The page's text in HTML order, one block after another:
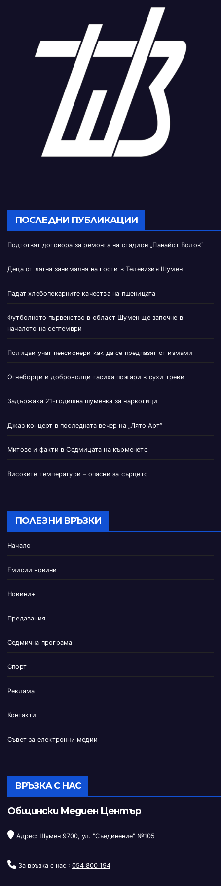
ПОСЛЕДНИ ПУБЛИКАЦИИ
Подготвят договора за ремонта на стадион „Панайот Волов“
Деца от лятна занималня на гости в Телевизия Шумен
Падат хлебопекарните качества на пшеницата
Футболното първенство в област Шумен ще започне в
началото на септември
Полицаи учат пенсионери как да се предпазят от измами
Огнеборци и доброволци гасиха пожари в сухи треви
Задържаха 21-годишна шуменка за наркотици
Джаз концерт в последната вечер на „Лято Арт“
Митове и факти в Седмицата на кърменето
Високите температури – опасни за сърцето
ПОЛЕЗНИ ВРЪЗКИ
Начало
Емисии новини
Новини+
Предавания
Седмична програма
Спорт
Реклама
Контакти
Съвет за електронни медии
ВРЪЗКА С НАС
Общински Медиен Център
Адрес: Шумен 9700, ул. "Съединение" №105
За връзка с нас : 054 800 194